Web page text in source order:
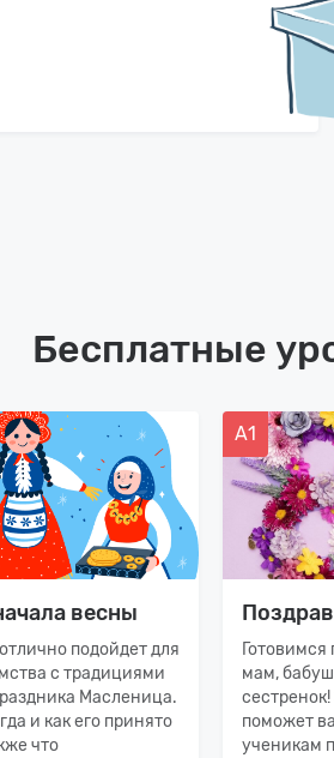
Бесплатные
весны
подойдет для
с традициями
Масленица.
и как его принято
что
А1
мам,
поможет
ученикам